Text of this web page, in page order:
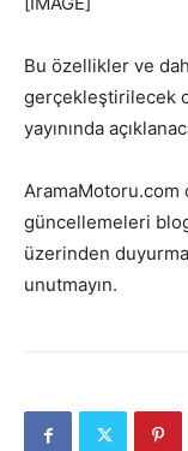
Bu özellikler ve
gerçekleştirilecek
yayınında
AramaMotoru.com
güncellemeleri
üzerinden
unutmayın.